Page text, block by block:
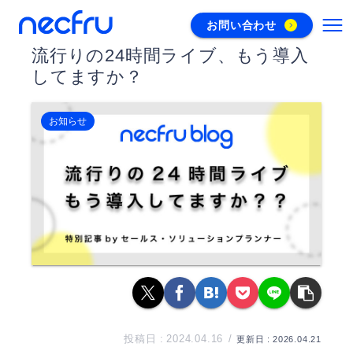
お問い合わせ
流行りの24時間ライブ、もう導入
してますか？
お知らせ
2024.04.16 2026.04.21